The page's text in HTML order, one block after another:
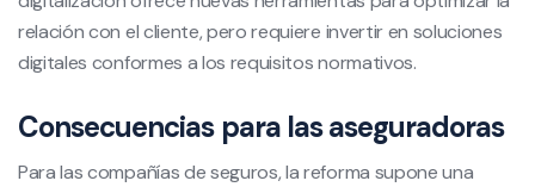
relación con el cliente, pero requiere invertir en soluciones
digitales conformes a los requisitos normativos.
Consecuencias para las aseguradoras
Para las compañías de seguros, la reforma supone una